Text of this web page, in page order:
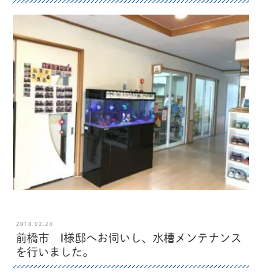
2018.02.28
前橋市 I様邸へお伺いし、水槽メンテナンス
を行いました。